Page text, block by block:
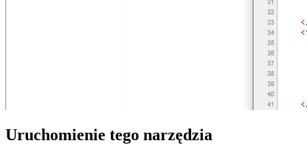
Uruchomienie tego narzędzia